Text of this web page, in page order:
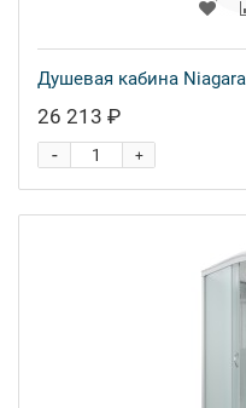
Душевая кабина
26 213 ₽
+
-